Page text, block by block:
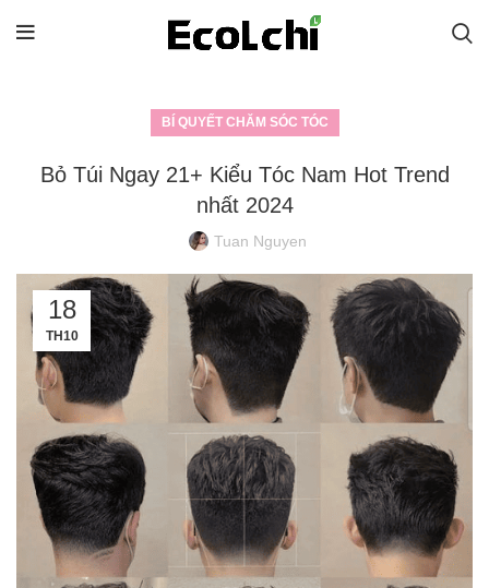
BÍ QUYẾT CHĂM SÓC TÓC
Bỏ Túi Ngay 21+ Kiểu Tóc Nam Hot Trend
nhất 2024
Tuan Nguyen
18
TH10